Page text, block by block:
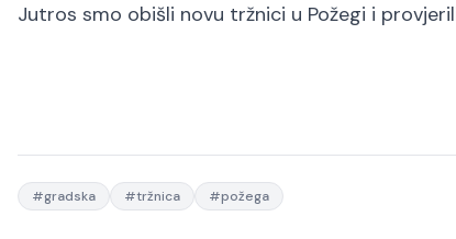
Jutros smo obišli novu tržnici u Požegi i
#gradska #tržnica #požega